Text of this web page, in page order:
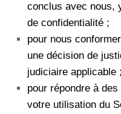
conclus avec nous,
de confidentialité ;
pour nous
une décision de
judiciaire applicable ;
pour répondre à
votre utilisation du